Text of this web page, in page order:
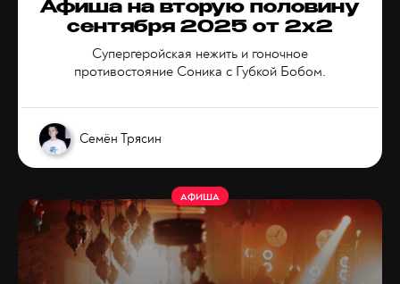
Афиша на вторую половину
сентября 2025 от 2x2
Супергеройская нежить и гоночное
противостояние Соника с Губкой Бобом.
Семён Трясин
АФИША